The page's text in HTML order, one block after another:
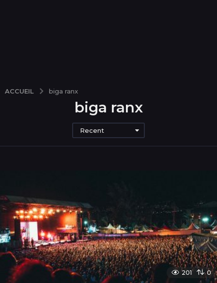
ACCUEIL biga ranx
biga ranx
Recent
201 0